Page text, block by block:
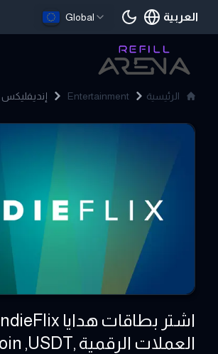
Global العربية
اللغة الحالية
الرئيسية Entertainment إنديفليكس